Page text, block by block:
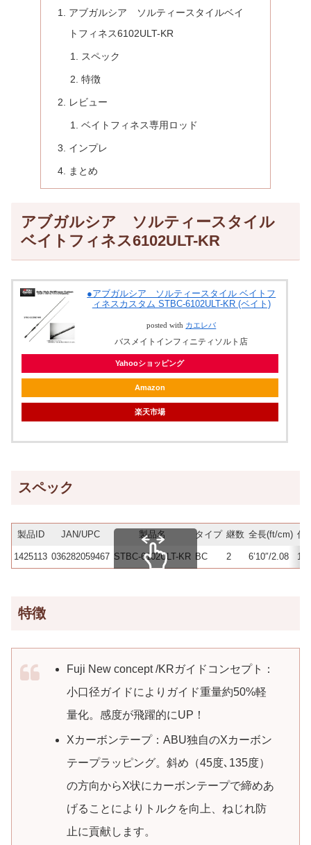
アブガルシア ソルティースタイルベイ
トフィネス6102ULT-KR
スペック
特徴
レビュー
ベイトフィネス専用ロッド
インプレ
まとめ
アブガルシア ソルティースタイル
ベイトフィネス6102ULT-KR
●アブガルシア ソルティースタイル ベイトフ
ィネスカスタム STBC-6102ULT-KR (ベイト)
posted with カエレバ
バスメイトインフィニティソルト店
Yahooショッピング
Amazon
楽天市場
スペック
製品ID JAN/UPC 製品名 タイプ 継数 全長(ft/cm) 仕
1425113 036282059467 STBC-6102ULT-KR BC 2 6’10″/2.08
特徴
Fuji New concept /KRガイドコンセプト：
小口径ガイドによりガイド重量約50%軽
量化。感度が飛躍的にUP！
Xカーボンテープ：ABU独自のXカーボン
テープラッピング。斜め（45度､135度）
の方向からX状にカーボンテープで締めあ
げることによりトルクを向上、ねじれ防
止に貢献します。